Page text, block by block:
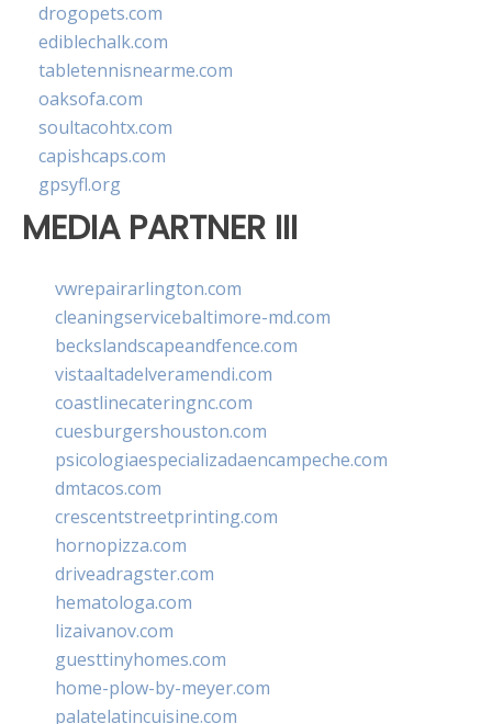
drogopets.com
ediblechalk.com
tabletennisnearme.com
oaksofa.com
soultacohtx.com
capishcaps.com
gpsyfl.org
MEDIA PARTNER III
vwrepairarlington.com
cleaningservicebaltimore-md.com
beckslandscapeandfence.com
vistaaltadelveramendi.com
coastlinecateringnc.com
cuesburgershouston.com
psicologiaespecializadaencampeche.com
dmtacos.com
crescentstreetprinting.com
hornopizza.com
driveadragster.com
hematologa.com
lizaivanov.com
guesttinyhomes.com
home-plow-by-meyer.com
palatelatincuisine.com